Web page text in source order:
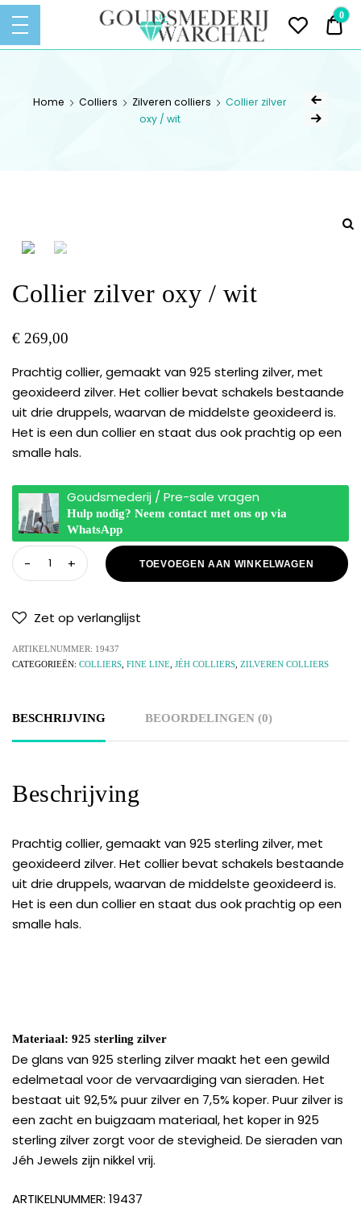
Goudsmederij
Warchal
WARCHAL
Sieraden
€
0
Home Colliers Zilveren colliers
Collier zilver
oxy / wit
Collier zilver oxy / wit
€ 269,00
Prachtig collier, gemaakt van 925 sterling zilver, met
geoxideerd zilver. Het collier bevat schakels bestaande
uit drie druppels, waarvan de middelste geoxideerd is.
Het is een dun collier en staat dus ook prachtig op een
smalle hals.
Goudsmederij / Pre-sale vragen
Hulp nodig? Neem contact met ons op via
WhatsApp
TOEVOEGEN AAN WINKELWAGEN
Zet op verlanglijst
ARTIKELNUMMER: 19437
CATEGORIEËN: COLLIERS FINE LINE JÉH COLLIERS ZILVEREN COLLIERS
BESCHRIJVING BEOORDELINGEN (0)
Beschrijving
Prachtig collier, gemaakt van 925 sterling zilver, met
geoxideerd zilver. Het collier bevat schakels bestaande
uit drie druppels, waarvan de middelste geoxideerd is.
Het is een dun collier en staat dus ook prachtig op een
smalle hals.
Materiaal: 925 sterling zilver
De glans van 925 sterling zilver maakt het een gewild
edelmetaal voor de vervaardiging van sieraden. Het
bestaat uit 92,5% puur zilver en 7,5% koper. Puur zilver is
een zacht en buigzaam materiaal, het koper in 925
sterling zilver zorgt voor de stevigheid. De sieraden van
Jéh Jewels zijn nikkel vrij.
ARTIKELNUMMER: 19437